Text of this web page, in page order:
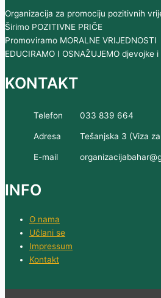
Organizacija za promociju pozitivnih
Širimo POZITIVNE PRIČE
Promoviramo MORALNE VRIJEDNOSTI
EDUCIRAMO I OSNAŽUJEMO djevojke
KONTAKT
Telefon 033 839 664
Adresa Tešanjska 3 (Viza
E-mail
INFO
O nama
Učlani se
Impressum
Kontakt